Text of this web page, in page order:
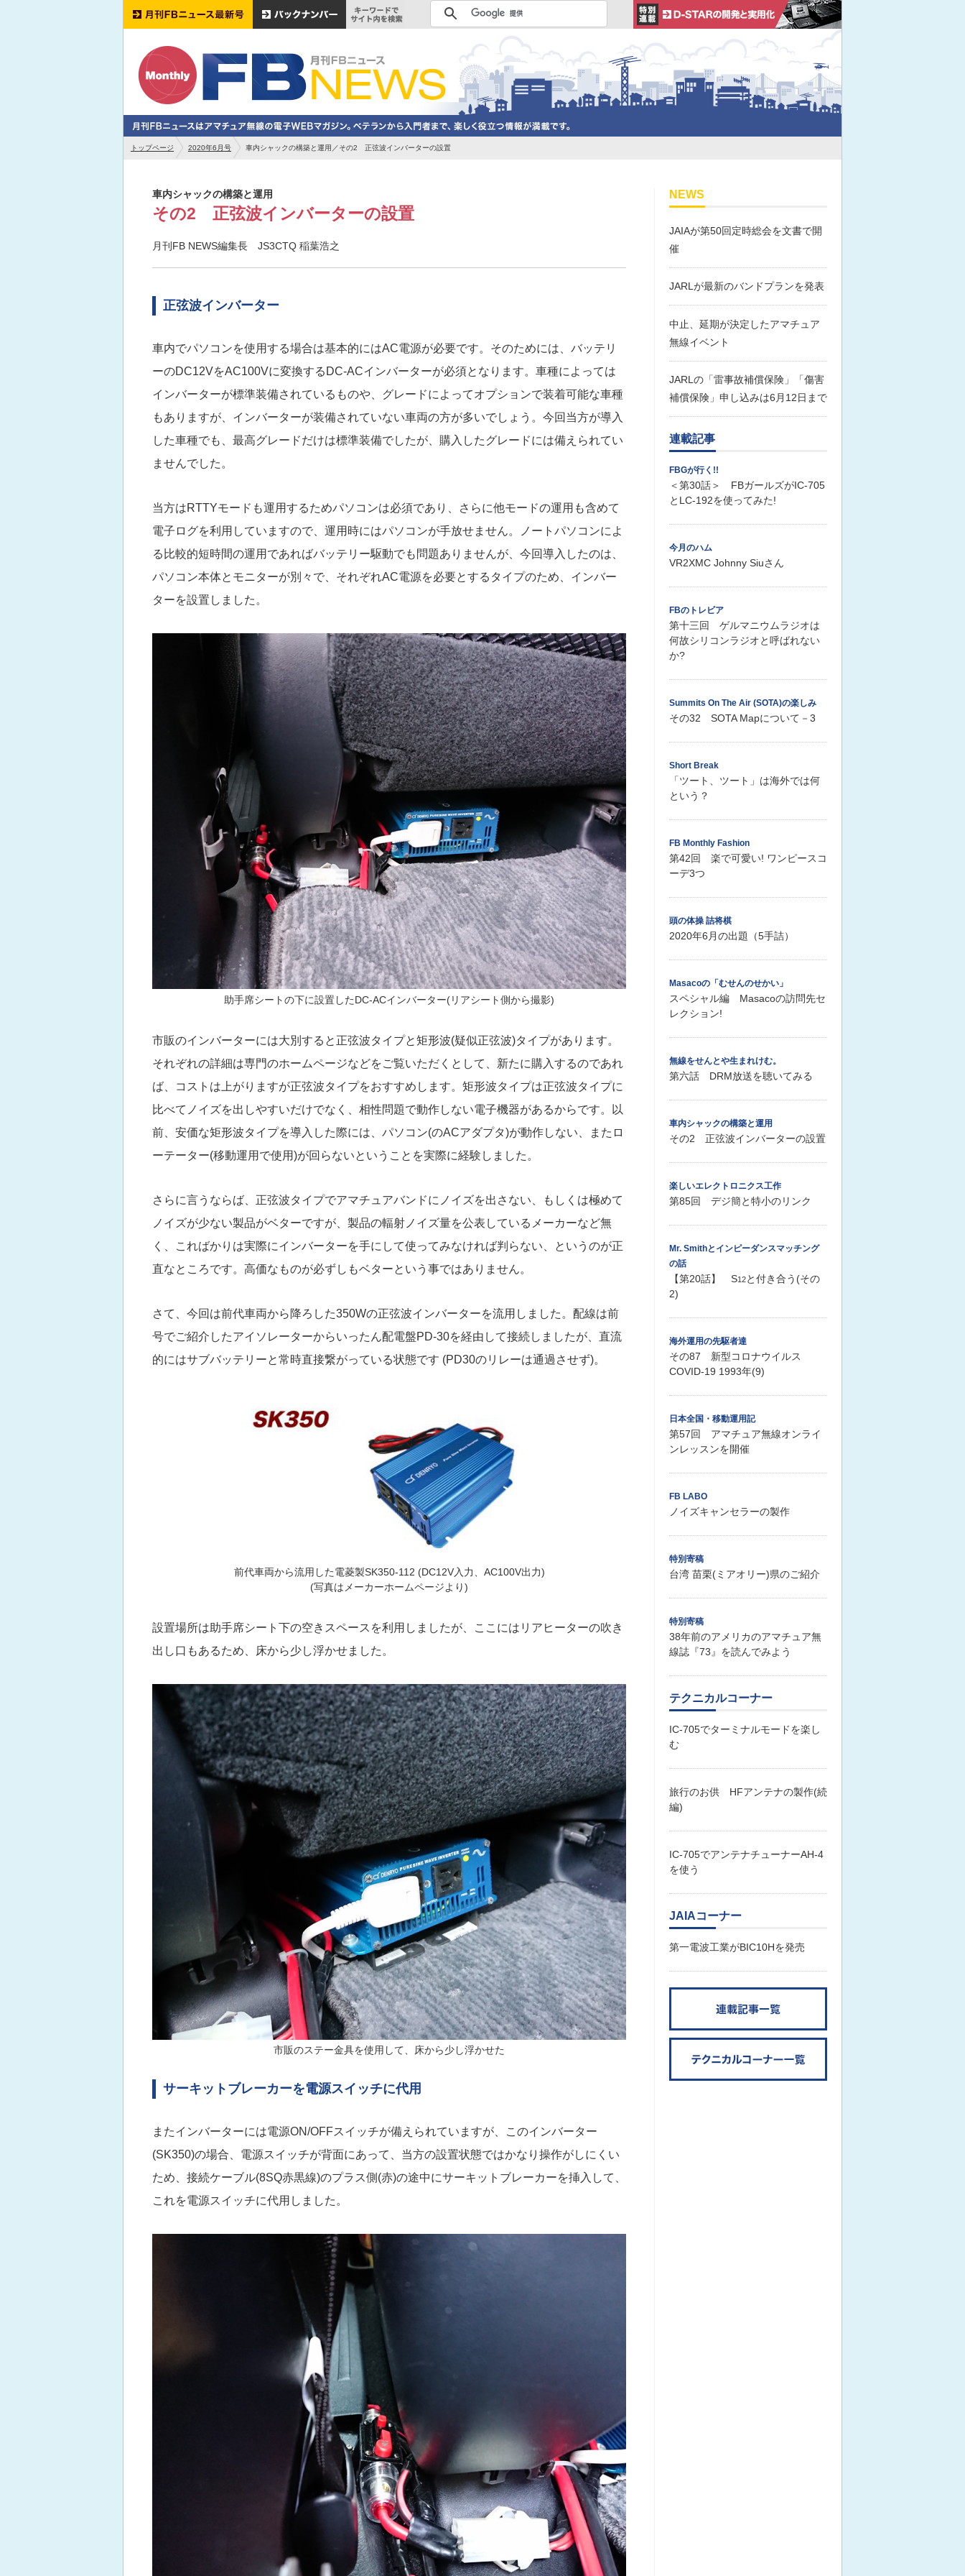
トップページ 2020年6月号 車内シャックの構築と運用／その2 正弦波インバーターの設置
車内シャックの構築と運用
その2 正弦波インバーターの設置
月刊FB NEWS編集長 JS3CTQ 稲葉浩之
正弦波インバーター
車内でパソコンを使用する場合は基本的にはAC電源が必要です。そのためには、バッテリ
ーのDC12VをAC100Vに変換するDC-ACインバーターが必須となります。車種によっては
インバーターが標準装備されているものや、グレードによってオプションで装着可能な車種
もありますが、インバーターが装備されていない車両の方が多いでしょう。今回当方が導入
した車種でも、最高グレードだけは標準装備でしたが、購入したグレードには備えられてい
ませんでした。
当方はRTTYモードも運用するためパソコンは必須であり、さらに他モードの運用も含めて
電子ログを利用していますので、運用時にはパソコンが手放せません。ノートパソコンによ
る比較的短時間の運用であればバッテリー駆動でも問題ありませんが、今回導入したのは、
パソコン本体とモニターが別々で、それぞれAC電源を必要とするタイプのため、インバー
ターを設置しました。
助手席シートの下に設置したDC-ACインバーター(リアシート側から撮影)
市販のインバーターには大別すると正弦波タイプと矩形波(疑似正弦波)タイプがあります。
それぞれの詳細は専門のホームページなどをご覧いただくとして、新たに購入するのであれ
ば、コストは上がりますが正弦波タイプをおすすめします。矩形波タイプは正弦波タイプに
比べてノイズを出しやすいだけでなく、相性問題で動作しない電子機器があるからです。以
前、安価な矩形波タイプを導入した際には、パソコン(のACアダプタ)が動作しない、またロ
ーテーター(移動運用で使用)が回らないということを実際に経験しました。
さらに言うならば、正弦波タイプでアマチュアバンドにノイズを出さない、もしくは極めて
ノイズが少ない製品がベターですが、製品の輻射ノイズ量を公表しているメーカーなど無
く、こればかりは実際にインバーターを手にして使ってみなければ判らない、というのが正
直なところです。高価なものが必ずしもベターという事ではありません。
さて、今回は前代車両から降ろした350Wの正弦波インバーターを流用しました。配線は前
号でご紹介したアイソレーターからいったん配電盤PD-30を経由して接続しましたが、直流
的にはサブバッテリーと常時直接繋がっている状態です (PD30のリレーは通過させず)。
前代車両から流用した電菱製SK350-112 (DC12V入力、AC100V出力)
(写真はメーカーホームページより)
設置場所は助手席シート下の空きスペースを利用しましたが、ここにはリアヒーターの吹き
出し口もあるため、床から少し浮かせました。
市販のステー金具を使用して、床から少し浮かせた
サーキットブレーカーを電源スイッチに代用
またインバーターには電源ON/OFFスイッチが備えられていますが、このインバーター
(SK350)の場合、電源スイッチが背面にあって、当方の設置状態ではかなり操作がしにくい
ため、接続ケーブル(8SQ赤黒線)のプラス側(赤)の途中にサーキットブレーカーを挿入して、
これを電源スイッチに代用しました。
NEWS
JAIAが第50回定時総会を文書で開
催
JARLが最新のバンドプランを発表
中止、延期が決定したアマチュア
無線イベント
JARLの「雷事故補償保険」「傷害
補償保険」申し込みは6月12日まで
連載記事
FBGが行く!!
＜第30話＞ FBガールズがIC-705
とLC-192を使ってみた!
今月のハム
VR2XMC Johnny Siuさん
FBのトレビア
第十三回 ゲルマニウムラジオは
何故シリコンラジオと呼ばれない
か?
Summits On The Air (SOTA)の楽しみ
その32 SOTA Mapについて－3
Short Break
「ツート、ツート」は海外では何
という？
FB Monthly Fashion
第42回 楽で可愛い! ワンピースコ
ーデ3つ
頭の体操 詰将棋
2020年6月の出題（5手詰）
Masacoの「むせんのせかい」
スペシャル編 Masacoの訪問先セ
レクション!
無線をせんとや生まれけむ。
第六話 DRM放送を聴いてみる
車内シャックの構築と運用
その2 正弦波インバーターの設置
楽しいエレクトロニクス工作
第85回 デジ簡と特小のリンク
Mr. Smithとインピーダンスマッチング
の話
【第20話】 S12と付き合う(その
2)
海外運用の先駆者達
その87 新型コロナウイルス
COVID-19 1993年(9)
日本全国・移動運用記
第57回 アマチュア無線オンライ
ンレッスンを開催
FB LABO
ノイズキャンセラーの製作
特別寄稿
台湾 苗栗(ミアオリー)県のご紹介
特別寄稿
38年前のアメリカのアマチュア無
線誌『73』を読んでみよう
テクニカルコーナー
IC-705でターミナルモードを楽し
む
旅行のお供 HFアンテナの製作(続
編)
IC-705でアンテナチューナーAH-4
を使う
JAIAコーナー
第一電波工業がBIC10Hを発売